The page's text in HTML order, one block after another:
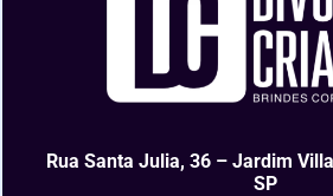
Rua Santa Julia, 36 – Jardim
SP